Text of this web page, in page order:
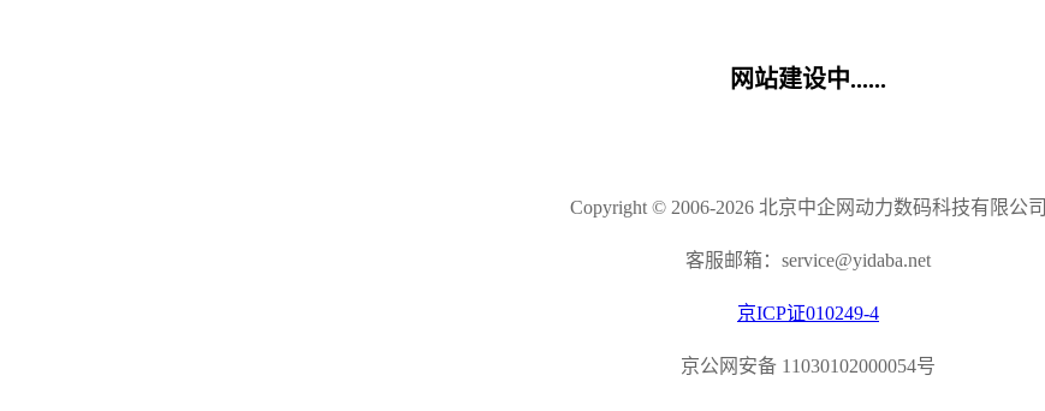
网站建设中......
Copyright © 2006-2026 北京中企网动力数码科技有限公司
客服邮箱：service@yidaba.net
京ICP证010249-4
京公网安备 11030102000054号